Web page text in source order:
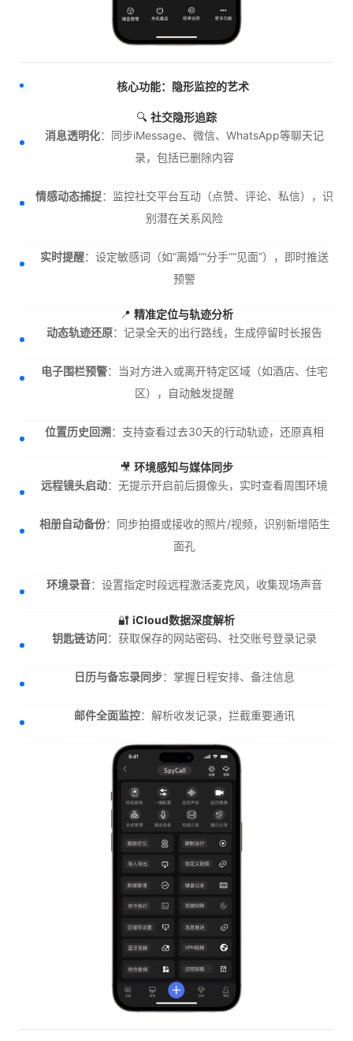
核心功能：隐形监控的艺术
🔍 社交隐形追踪
消息透明化：同步iMessage、微信、WhatsApp等聊天记
录，包括已删除内容
情感动态捕捉：监控社交平台互动（点赞、评论、私信），识
别潜在关系风险
实时提醒：设定敏感词（如“离婚”“分手”“见面”），即时推送
预警
📍 精准定位与轨迹分析
动态轨迹还原：记录全天的出行路线，生成停留时长报告
电子围栏预警：当对方进入或离开特定区域（如酒店、住宅
区），自动触发提醒
位置历史回溯：支持查看过去30天的行动轨迹，还原真相
🎥 环境感知与媒体同步
远程镜头启动：无提示开启前后摄像头，实时查看周围环境
相册自动备份：同步拍摄或接收的照片/视频，识别新增陌生
面孔
环境录音：设置指定时段远程激活麦克风，收集现场声音
🔐 iCloud数据深度解析
钥匙链访问：获取保存的网站密码、社交账号登录记录
日历与备忘录同步：掌握日程安排、备注信息
邮件全面监控：解析收发记录，拦截重要通讯